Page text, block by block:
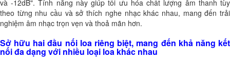
và -12dB". Tính năng này giúp tối ưu hóa chất lượng âm thanh tùy
theo từng nhu cầu và sở thích nghe nhạc khác nhau, mang đến trải
nghiệm âm nhạc trọn vẹn và thoả mãn hơn.
Sở hữu hai đầu nối loa riêng biệt, mang đến khả năng kết
nối đa dạng với nhiều loại loa khác nhau